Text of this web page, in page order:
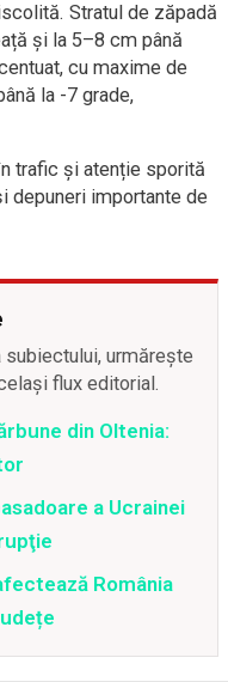
Stratul de zăpadă
și la 5–8 cm până
cu maxime de
la -7 grade,
trafic și atenție sporită
depuneri importante de
urmărește
flux editorial.
din Oltenia:
a Ucrainei
România